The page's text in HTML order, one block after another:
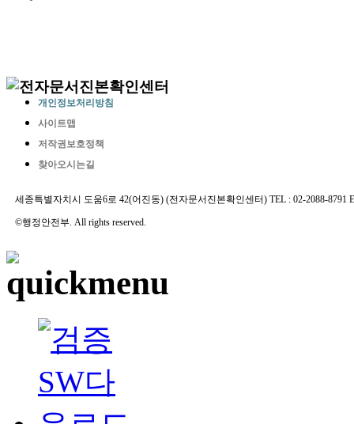
개인정보처리방침
사이트맵
저작권보호정책
찾아오시는길
세종특별자치시 도움6로 42(어진동) (전자문서진본확인센터) TEL : 02-2088-8791
©행정안전부. All rights reserved.